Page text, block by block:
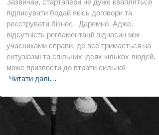
Зазвичай, стартапери не дуже квапляться
підписувати бодай якісь договори та
реєструвати бізнес. Даремно. Адже,
відсутність регламентації відносин між
учасниками справи, де все тримається на
ентузіазмі та спільних ідеях кількох людей,
може призвести до втрати сильної
Читати далі…